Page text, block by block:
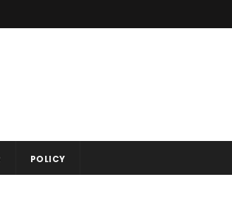
POLICY